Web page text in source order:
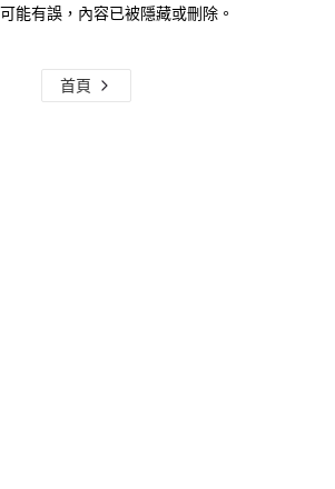
能有誤，內容已被隱藏或刪除。
首頁